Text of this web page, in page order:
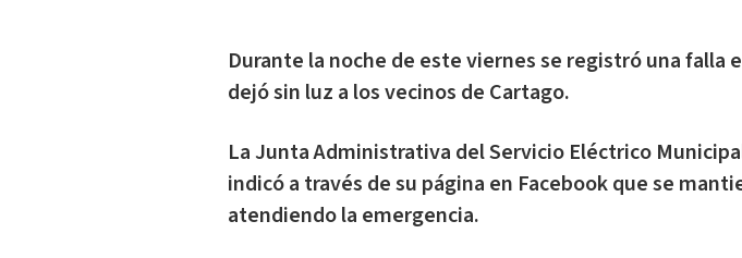
Durante la noche de este viernes se registró una falla
dejó sin luz a los vecinos de Cartago.
La Junta Administrativa del Servicio Eléctrico
indicó a través de su página en Facebook que se
atendiendo la emergencia.